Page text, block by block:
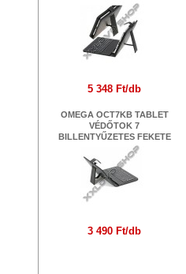
5 348 Ft/db
OMEGA OCT7KB TABLET
VÉDŐTOK 7
BILLENTYŰZETES FEKETE
3 490 Ft/db